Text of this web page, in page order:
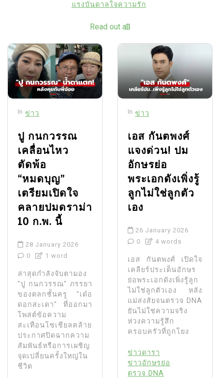
แรงบันดาลใจความรัก
Read out all
In ข่าว
ปู กนกวรรณ
เคลื่อนไหว
ตัดพ้อ
“หมดบุญ”
เตรียมเปิดใจ
คลายปมดราม่า
10 ก.พ. นี้
28 January 2026
0
1 word
ล่าสุดกำลังจับตามอง
"ปู กนกวรรณ" ภรรยา
ของตลกชั้นครู "เด๋อ
ดอกสะเดา" ที่ออกมา
โพสต์ข้อความ
สะเทือนโซเชียลคล้าย
ประกาศปิดฉากความ
สัมพันธ์หรือการเผชิญ
จุดเปลี่ยนครั้งใหญ่ใน
ชีวิต
In ข่าว
เอส กันตพงศ์
แจงด่วน! ปม
อักษรย่อ
พระเอกดังเพิ่งรู้
ลูกไม่ใช่ลูกตัว
เอง
26 January 2026
0
4 words
เอส กันตพงศ์ เปิดใจ
เคลียร์ประเด็นอักษร
ย่อพระเอกดังเพิ่งรู้ลูก
ไม่ใช่ลูกตัวเอง หลัง
แม่สงสัยจนตรวจ DNA
ยันไม่ใช่ความจริง
ห่วงความรู้สึก
ครอบครัวที่ถูกโยง
ข่าวดารา
ข่าวอักษรย่อ
ตรวจ DNA